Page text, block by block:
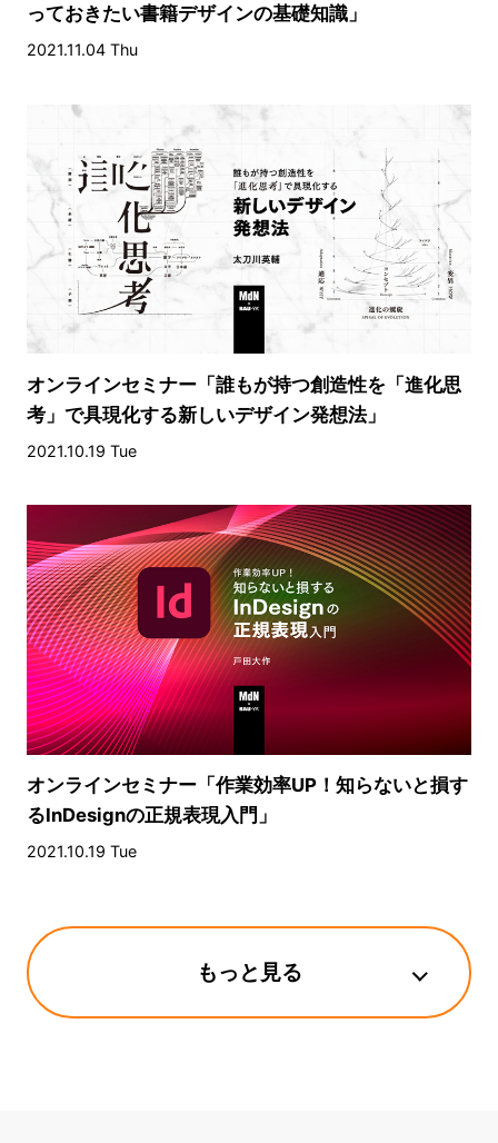
っておきたい書籍デザインの基礎知識」
2021.11.04 Thu
オンラインセミナー「誰もが持つ創造性を「進化思
考」で具現化する新しいデザイン発想法」
2021.10.19 Tue
オンラインセミナー「作業効率UP！知らないと損す
るInDesignの正規表現入門」
2021.10.19 Tue
もっと見る